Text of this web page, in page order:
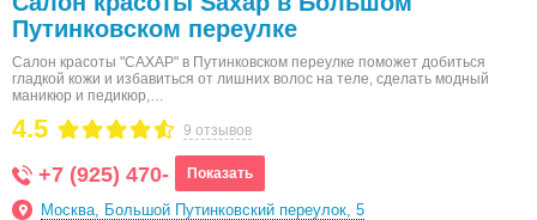
Путинковском переулке
Салон красоты "САХАР" в Путинковском переулке поможет добиться
гладкой кожи и избавиться от лишних волос на теле, сделать модный
маникюр и педикюр,…
9 отзывов
4.5
+7 (925) 470- Показать
Москва, Большой Путинковский переулок, 5